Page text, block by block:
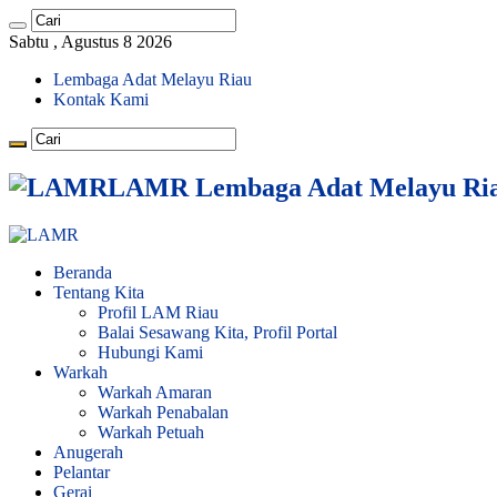
Sabtu , Agustus 8 2026
Lembaga Adat Melayu Riau
Kontak Kami
LAMR Lembaga Adat Melayu
Beranda
Tentang Kita
Profil LAM Riau
Balai Sesawang Kita, Profil Portal
Hubungi Kami
Warkah
Warkah Amaran
Warkah Penabalan
Warkah Petuah
Anugerah
Pelantar
Gerai